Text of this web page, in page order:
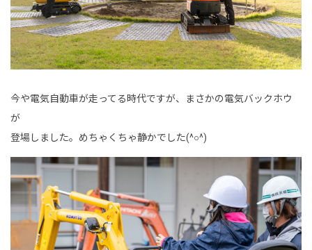
今や電気自動車が走ってる時代ですが、まさかの電気バックホウ
が
登場しました。めちゃくちゃ静かでした(^○^)